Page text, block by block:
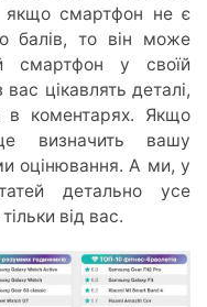
якщо смартфон не є
балів, то він може
смартфон у своїй
вас цікавлять деталі,
в коментарях. Якщо
визначить вашу
оцінювання. А ми, у
детально усе
від вас.